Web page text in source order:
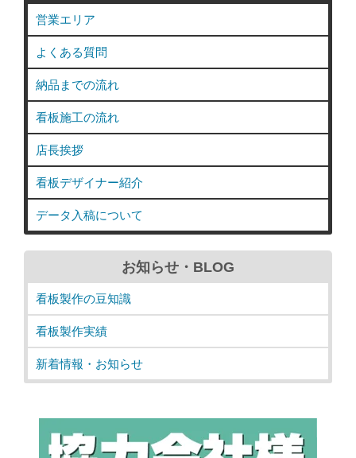
営業エリア
よくある質問
納品までの流れ
看板施工の流れ
店長挨拶
看板デザイナー紹介
データ入稿について
お知らせ・BLOG
看板製作の豆知識
看板製作実績
新着情報・お知らせ